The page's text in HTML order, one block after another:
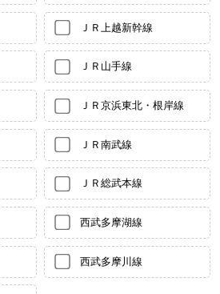
ＪＲ上越新幹線
ＪＲ山手線
ＪＲ京浜東北・根岸線
ＪＲ南武線
ＪＲ総武本線
西武多摩湖線
西武多摩川線